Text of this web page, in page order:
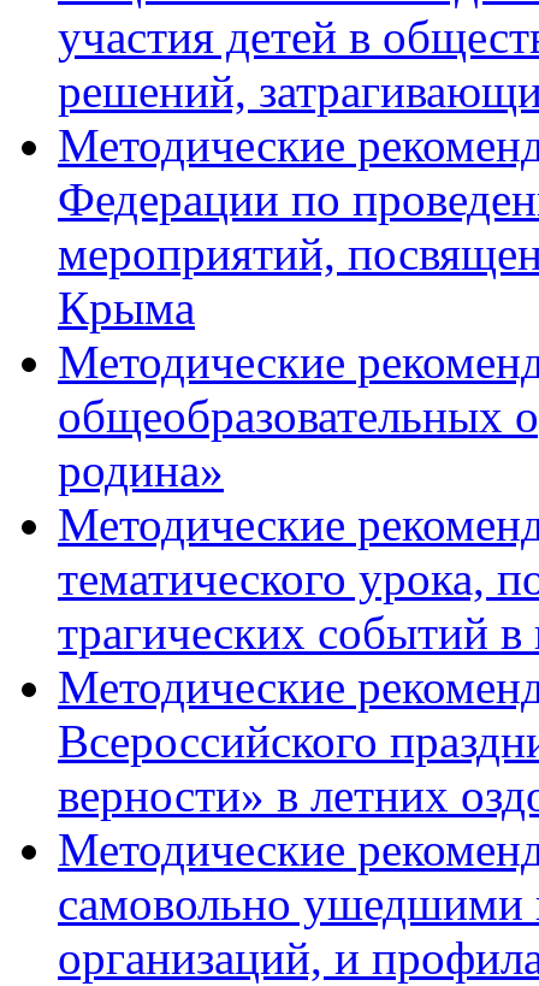
участия детей в
решений,
Методические
Федерации по
мероприятий,
Крыма
Методические
общеобразовательных
родина»
Методические
тематического урока,
трагических событий в
Методические
Всероссийского
верности» в летних
Методические
самовольно ушедшими
организаций, и